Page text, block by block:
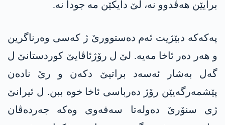
برایێن ھەڤدوو نە، لێ دایکێن مە جودا نە.
پەکەکە دبێژیت ئەم دەستوورێ ژ کەسی وەرناگرین
و ھەر دەر ئاخا مەیە. لێ ل رۆژئاڤایێ کوردستانێ ل
گەل بەشار ئەسەد براتیێ دکەن و رێ نادەن
پێشمەرگەیێن رۆژ دەرباسی ئاخا خوە ببن. ل ئیرانێ
ژی سنۆرێ دەولەتا سەفەوی وەکە جەردەڤان